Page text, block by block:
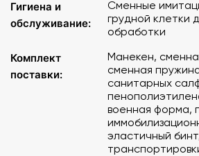
Эффективное обучение наложению
жгутов при кровотечении, бинтовых
первой помощи помогает учащимся
практические навыки и обретать
Долгий срок службы благодаря
современных и качественных
обеспечивает устойчивость
влиянию внешней среды во время
Гигиена и
обслуживание:
Сменные
грудной клетки
обработки
Комплект
поставки:
Манекен,
сменная
санитарных
военная форма,
эластичный